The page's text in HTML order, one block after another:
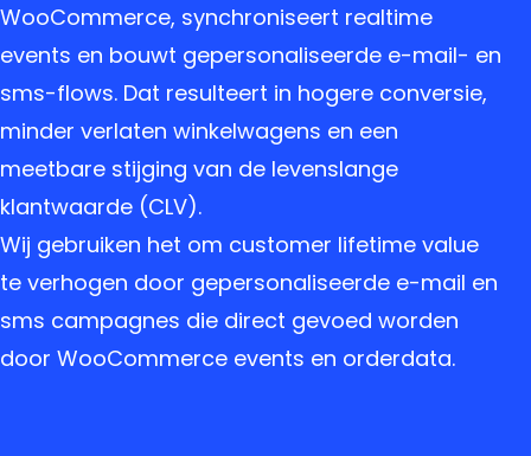
WooCommerce, synchroniseert realtime
events en bouwt gepersonaliseerde e-mail- en
sms-flows. Dat resulteert in hogere conversie,
minder verlaten winkelwagens en een
meetbare stijging van de levenslange
klantwaarde (CLV).
Wij gebruiken het om customer lifetime value
te verhogen door gepersonaliseerde e-mail en
sms campagnes die direct gevoed worden
door WooCommerce events en orderdata.